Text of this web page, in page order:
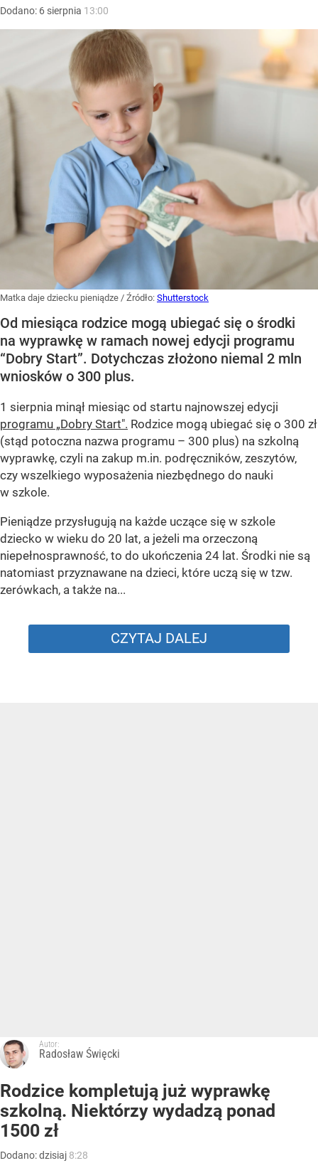
Dodano: 6 sierpnia 13:00
Matka daje dziecku pieniądze / Źródło: Shutterstock
Od miesiąca rodzice mogą ubiegać się o środki
na wyprawkę w ramach nowej edycji programu
“Dobry Start”. Dotychczas złożono niemal 2 mln
wniosków o 300 plus.
1 sierpnia minął miesiąc od startu najnowszej edycji
programu „Dobry Start". Rodzice mogą ubiegać się o 300 zł
(stąd potoczna nazwa programu – 300 plus) na szkolną
wyprawkę, czyli na zakup m.in. podręczników, zeszytów,
czy wszelkiego wyposażenia niezbędnego do nauki
w szkole.
Pieniądze przysługują na każde uczące się w szkole
dziecko w wieku do 20 lat, a jeżeli ma orzeczoną
niepełnosprawność, to do ukończenia 24 lat. Środki nie są
natomiast przyznawane na dzieci, które uczą się w tzw.
zerówkach, a także na...
CZYTAJ DALEJ
Autor:
Radosław Święcki
Rodzice kompletują już wyprawkę
szkolną. Niektórzy wydadzą ponad
1500 zł
Dodano:dzisiaj 8:28